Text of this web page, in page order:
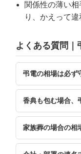
関係性の薄い相
り、かえって違
よくある質問｜
弔電の相場は必ず
香典も包む場合、
家族葬の場合の相